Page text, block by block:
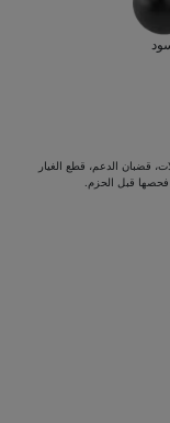
قضبان الدعم، قطع الغيار
قبل الحزم.